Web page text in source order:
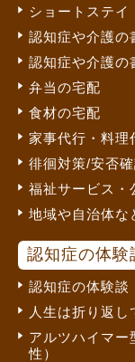
ショートステイ
認知症や介護の
認知症や介護の
弁当の宅配
食材の宅配
家事代行・料理
徘徊対策/安否
福祉サービス・
地域や自治体な
認知症の体験
認知症の体験談
人生は折り返し
アルツハイマー
性）